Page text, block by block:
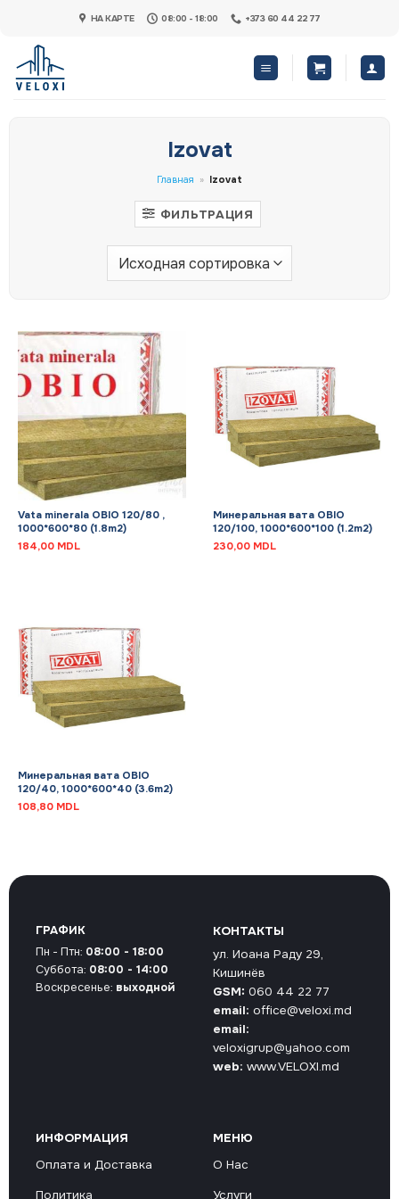
content
НА КАРТЕ 08:00 - 18:00 +373 60 44 22 77
Izovat
Главная » Izovat
ФИЛЬТРАЦИЯ
Vata minerala OBIO 120/80 ,
1000*600*80 (1.8m2)
184,00 MDL
Минеральная вата OBIO
120/100, 1000*600*100 (1.2m2)
230,00 MDL
Минеральная вата OBIO
120/40, 1000*600*40 (3.6m2)
108,80 MDL
КОНТАКТЫ
ул. Иоана Раду 29,
Кишинёв
GSM: 060 44 22 77
email: office@veloxi.md
email:
veloxigrup@yahoo.com
web: www.VELOXI.md
ИНФОРМАЦИЯ
Оплата и Доставка
Политика
МЕНЮ
О Нас
Услуги
ГРАФИК
Пн - Птн: 08:00 - 18:00
Суббота: 08:00 - 14:00
Воскресенье: выходной